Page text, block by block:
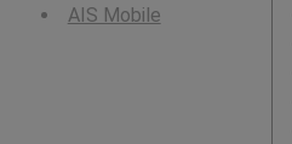
AIS Mobile